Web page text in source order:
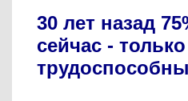
30 лет назад
сейчас -